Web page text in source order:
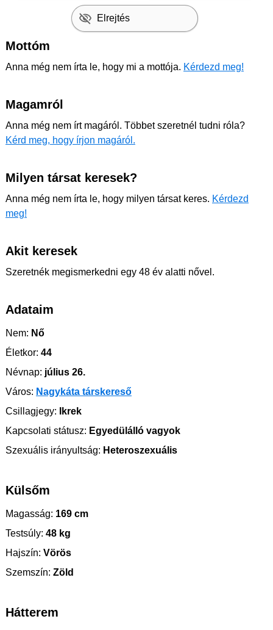
Elrejtés
Mottóm
Anna még nem írta le, hogy mi a mottója. Kérdezd meg!
Magamról
Anna még nem írt magáról. Többet szeretnél tudni róla?
Kérd meg, hogy írjon magáról.
Milyen társat keresek?
Anna még nem írta le, hogy milyen társat keres. Kérdezd
meg!
Akit keresek
Szeretnék megismerkedni egy 48 év alatti nővel.
Adataim
Nem: Nő
Életkor: 44
Névnap: július 26.
Város: Nagykáta társkereső
Csillagjegy: Ikrek
Kapcsolati státusz: Egyedülálló vagyok
Szexuális irányultság: Heteroszexuális
Külsőm
Magasság: 169 cm
Testsúly: 48 kg
Hajszín: Vörös
Szemszín: Zöld
Hátterem